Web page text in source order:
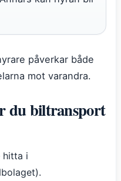
påverkar både
mot varandra.
du biltransport
hitta i